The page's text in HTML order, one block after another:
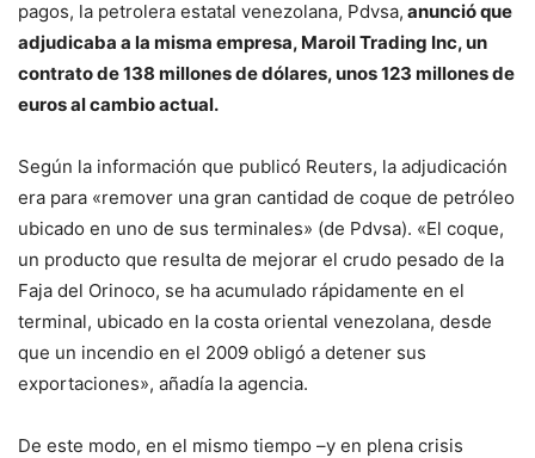
pagos, la petrolera estatal venezolana, Pdvsa, anunció que
adjudicaba a la misma empresa, Maroil Trading Inc, un
contrato de 138 millones de dólares, unos 123 millones de
euros al cambio actual.
Según la información que publicó Reuters, la adjudicación
era para «remover una gran cantidad de coque de petróleo
ubicado en uno de sus terminales» (de Pdvsa). «El coque,
un producto que resulta de mejorar el crudo pesado de la
Faja del Orinoco, se ha acumulado rápidamente en el
terminal, ubicado en la costa oriental venezolana, desde
que un incendio en el 2009 obligó a detener sus
exportaciones», añadía la agencia.
De este modo, en el mismo tiempo –y en plena crisis